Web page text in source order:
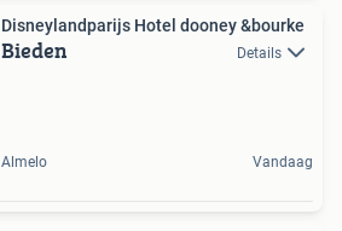
Disneylandparijs Hotel dooney &bourke
Bieden Details
Almelo Vandaag